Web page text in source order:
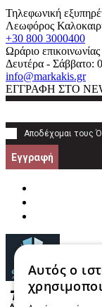
Τηλεφωνική
Λεωφόρος
+30 800 3000400
Ωράριο επικοινωνίας
Δευτέρα - Σάββατο:
info@markakis.gr
ΕΓΓΡΑΦΗ ΣΤΟ
Αποδέχομαι τους
Εγγραφή
Αυτός ο